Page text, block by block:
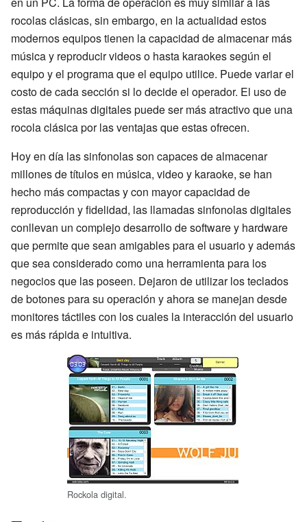
rocolas clásicas, sin embargo, en la actualidad estos
modernos equipos tienen la capacidad de almacenar más
música y reproducir videos o hasta karaokes según el
equipo y el programa que el equipo utilice. Puede variar el
costo de cada sección si lo decide el operador. El uso de
estas máquinas digitales puede ser más atractivo que una
rocola clásica por las ventajas que estas ofrecen.
Hoy en día las sinfonolas son capaces de almacenar
millones de títulos en música, video y karaoke, se han
hecho más compactas y con mayor capacidad de
reproducción y fidelidad, las llamadas sinfonolas digitales
conllevan un complejo desarrollo de software y hardware
que permite que sean amigables para el usuario y además
que sea considerado como una herramienta para los
negocios que las poseen. Dejaron de utilizar los teclados
de botones para su operación y ahora se manejan desde
monitores táctiles con los cuales la interacción del usuario
es más rápida e intuitiva.
Rockola digital.